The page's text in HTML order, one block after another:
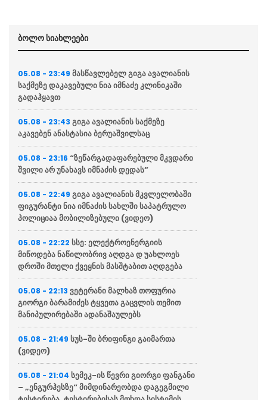
ბოლო სიახლეები
05.08 - 23:49 მასწავლებელ გიგა ავალიანის
საქმეზე დაკავებული ნია იმნაძე კლინიკაში
გადაჰყავთ
05.08 - 23:43 გიგა ავალიანის საქმეზე
აკავებენ ანასტასია ბერუაშვილსაც
05.08 - 23:16 “ზეწარგადაფარებული მკვდარი
შვილი არ უნახავს იმნაძის დედას”
05.08 - 22:49 გიგა ავალიანის მკვლელობაში
ფიგურანტი ნია იმნაძის სახლში საპატრულო
პოლიციაა მობილიზებული (ვიდეო)
05.08 - 22:22 სსე: ელექტროენერგიის
მიწოდება ნაწილობრივ აღდგა დ უახლოეს
დროში მთელი ქვეყნის მასშტაბით აღდგება
05.08 - 22:13 ვეტერანი მალხაზ თოფურია
გიორგი ბარამიძეს ტყვეთა გაცვლის თემით
მანიპულირებაში ადანაშაულებს
05.08 - 21:49 სუს-ში ბრიფინგი გაიმართა
(ვიდეო)
05.08 - 21:04 სემეკ-ის წევრი გიორგი ფანგანი
– „ენგურჰესზე“ მიმდინარეობდა დაგეგმილი